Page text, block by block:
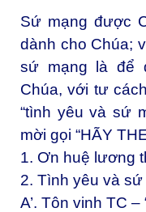
Sứ mạng được
dành cho Chúa;
sứ mạng là để
Chúa, với tư
“tình yêu và sứ
mời gọi “HÃY
1. Ơn huệ lương
2. Tình yêu và
A’. Tôn vinh TC –